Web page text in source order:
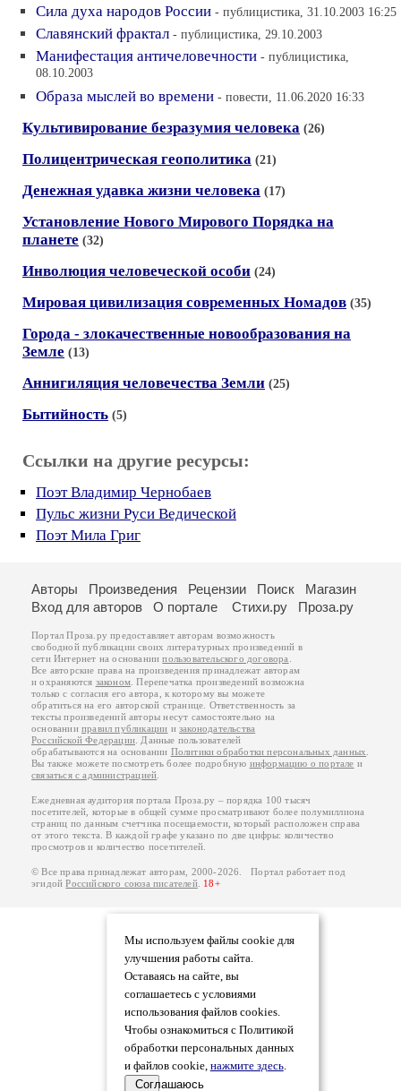
Сила духа народов России - публицистика, 31.10.2003 16:25
Славянский фрактал - публицистика, 29.10.2003
Манифестация античеловечности - публицистика,
08.10.2003
Образа мыслей во времени - повести, 11.06.2020 16:33
Культивирование безразумия человека (26)
Полицентрическая геополитика (21)
Денежная удавка жизни человека (17)
Установление Нового Мирового Порядка на
планете (32)
Инволюция человеческой особи (24)
Мировая цивилизация современных Номадов (35)
Города - злокачественные новообразования на
Земле (13)
Аннигиляция человечества Земли (25)
Бытийность (5)
Ссылки на другие ресурсы:
Поэт Владимир Чернобаев
Пульс жизни Руси Ведической
Поэт Мила Григ
Мы используем файлы cookie для
улучшения работы сайта.
Оставаясь на сайте, вы
соглашаетесь с условиями
использования файлов cookies.
Чтобы ознакомиться с Политикой
обработки персональных данных
и файлов cookie, нажмите здесь.
Соглашаюсь
Авторы Произведения Рецензии Поиск
Магазин
Вход для авторов
О портале Стихи.ру Проза.ру
Портал Проза.ру предоставляет авторам возможность
свободной публикации своих литературных произведений в
сети Интернет на основаниипользовательского договора
Все авторские права на произведения принадлежат авторам
и охраняются законом . Перепечатка произведений возможна
только с согласия его автора, к которому вы можете
обратиться на его авторской странице. Ответственность за
тексты произведений авторы несут самостоятельно на
основанииправил публикации изаконодательства
Российской Федерации . Данные пользователей
обрабатываются на основании Политики обработки персональных данных
Вы также можете посмотреть более подробную информацию о портале и
связаться с администрацией
Ежедневная аудитория портала Проза.ру – порядка 100 тысяч
посетителей, которые в общей сумме просматривают более полумиллиона
страниц по данным счетчика посещаемости, который расположен справа
от этого текста. В каждой графе указано по две цифры: количество
просмотров и количество посетителей.
© Все права принадлежат авторам, 2000-2026. Портал работает под
эгидойРоссийского союза писателей. 18+